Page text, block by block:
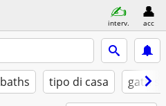
interv. acc
baths tipo di casa gatti sì